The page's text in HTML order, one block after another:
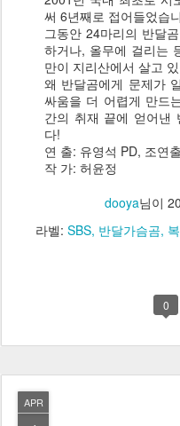
써 6년째로 접어들었습
그동안 24마리의 반달
하거나, 올무에 걸리는
만이 지리산에서 살고
왜 반달곰에게 문제가
싸움을 더 어렵게 만드
간의 취재 끝에 얻어낸
다!
연 출: 유영석 PD, 조연
작 가: 허윤정
dooya님이
라벨: SBS 반달가슴곰
0
APR